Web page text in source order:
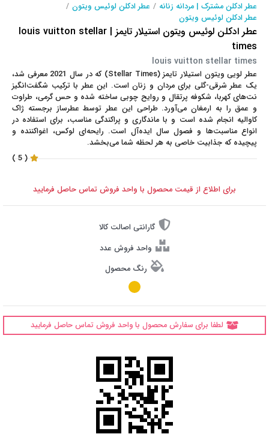
عطر ادکلن مشترک | مردانه زنانه / عطر ادکلن لوئیس ویتون /
عطر ادکلن لوئیس ویتون
عطر ادکلن لوئیس ویتون استیلار تایمز | louis vuitton stellar
times
louis vuitton stellar times
عطر لویی ویتون استیلار تایمز (Stellar Times)
که در سال 2021 معرفی شد،
یک عطر شرقی-گلی برای مردان و زنان است. این عطر با ترکیب شگفت‌انگیز
نت‌های کهربا، شکوفه پرتقال و روایح چوبی ساخته شده و حس گرمی، طراوت
و عمق را به ارمغان می‌آورد. طراحی این عطر توسط عطرساز برجسته ژاک
کاوالیه انجام شده است و با ماندگاری و پراکندگی مناسب، برای استفاده در
انواع مناسبت‌ها و فصول سال ایده‌آل است. رایحه‌ای لوکس، اغواکننده و
پیچیده که جذابیت خاصی به هر لحظه شما می‌بخشد.
( 5 )
برای اطلاع از قیمت محصول با واحد فروش تماس حاصل فرمایید
گارانتی اصالت کالا
واحد فروش عدد
رنگ محصول
لطفا برای سفارش محصول با واحد فروش تماس حاصل فرمایید